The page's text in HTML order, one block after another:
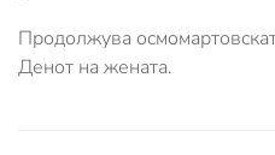
Продолжува
Денот на жената.